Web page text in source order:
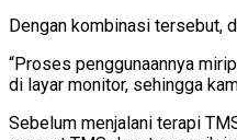
Dengan kombinasi tersebut,
“Proses penggunaannya
di layar monitor, sehingga
Sebelum menjalani terapi